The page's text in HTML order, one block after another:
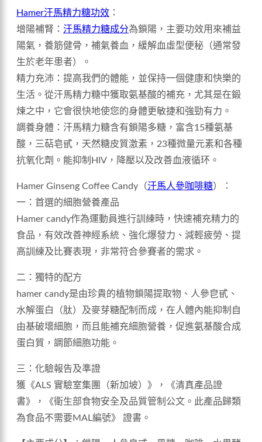
Hamer汗馬精力糖功效 ：
增陽補腎： 汗馬精力糖成分為鎖陽，主要功效用來補益
陽氣，養筋健骨，補氣養血，緩解血虛型便秘（通常發
生於老年患者）。
精力充沛：提高我們的體能，並保持一個健康和快樂的
生活。從汗馬精力糖中獲取氨基酸的補充，尤其是在鍛
煉之中，它會很快地使您的身體更敏捷和強勁有力。
調養身體：汗馬精力糖含有鎖陽多糖，富含15種氨基
酸，三萜皂甙，天然糖皮質激素，23種微量元素和各種
抗氧化劑。能抑制HIV，降壓以及改善血液循环。
Hamer Ginseng Coffee Candy（汗馬人參咖啡糖）：
一：首選的細胞營養產品
Hamer candy作為運動員進行訓練時，快速補充精力的
食品，有效改善神經系統、強化爆發力、減輕疲勞、提
高訓練及比賽表現，非常符合參賽者的需求。
二：獨特的配方
hamer candy是由珍貴的植物鎖陽提取物、人參皀甙、
水解蛋白（肽）及麥芽糖配制而成，在人體內能抑制自
由基破壞細胞，而且能補充細胞營養，促進氨基酸合成
蛋白質，調節細胞功能。
三：化驗報告及準證
獲《ALS 實驗室集團（新加坡）》，《清真產品證
書》，《衛生部食物安全及品質管制公文。此產品歸類
為食品不需要MAL編號》 證書。